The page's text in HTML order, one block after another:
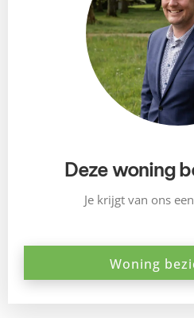
Deze woning
Je krijgt van ons
Woning